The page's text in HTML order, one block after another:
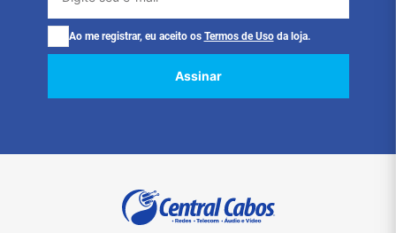
Ao me registrar, eu aceito os Termos de Uso da loja.
Assinar